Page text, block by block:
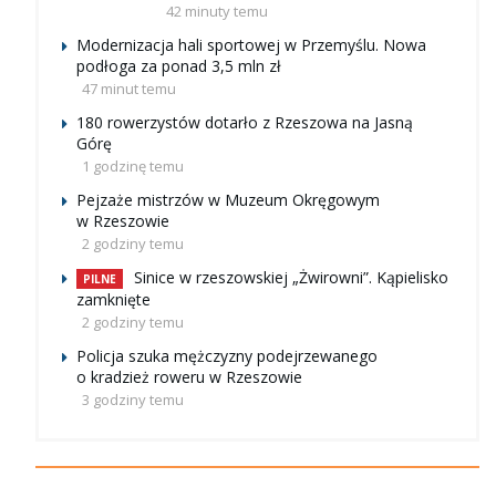
42 minuty temu
Modernizacja hali sportowej w Przemyślu. Nowa
podłoga za ponad 3,5 mln zł
47 minut temu
180 rowerzystów dotarło z Rzeszowa na Jasną
Górę
1 godzinę temu
Pejzaże mistrzów w Muzeum Okręgowym
w Rzeszowie
2 godziny temu
PILNE
Sinice w rzeszowskiej „Żwirowni”. Kąpielisko
zamknięte
2 godziny temu
Policja szuka mężczyzny podejrzewanego
o kradzież roweru w Rzeszowie
3 godziny temu